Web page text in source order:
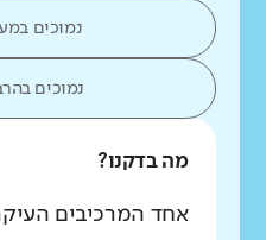
נמוכים
נמוכים
מה בדקנו?
אחד המרכיבים